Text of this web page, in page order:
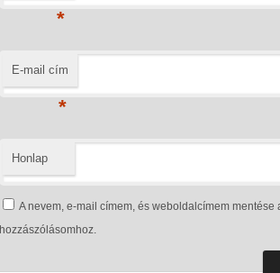
*
E-mail cím
*
Honlap
A nevem, e-mail címem, és weboldalcímem
hozzászólásomhoz.